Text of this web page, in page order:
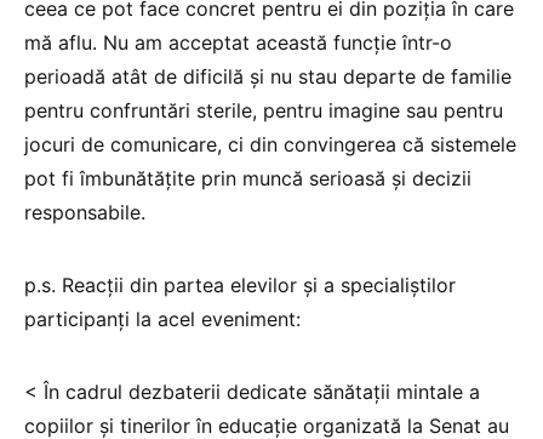
ceea ce pot face concret pentru ei din poziția în care
mă aflu. Nu am acceptat această funcție într-o
perioadă atât de dificilă și nu stau departe de familie
pentru confruntări sterile, pentru imagine sau pentru
jocuri de comunicare, ci din convingerea că sistemele
pot fi îmbunătățite prin muncă serioasă și decizii
responsabile.
p.s. Reacții din partea elevilor și a specialiștilor
participanți la acel eveniment:
< În cadrul dezbaterii dedicate sănătații mintale a
copiilor și tinerilor în educație organizată la Senat au